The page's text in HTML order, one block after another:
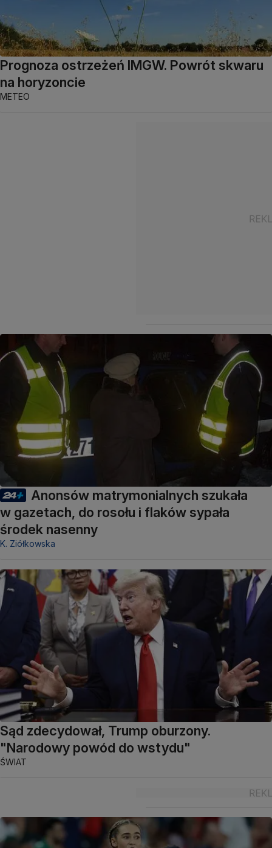
Prognoza ostrzeżeń IMGW. Powrót skwaru
na horyzoncie
METEO
Anonsów matrymonialnych szukała
w gazetach, do rosołu i flaków sypała
środek nasenny
K. Ziółkowska
Sąd zdecydował, Trump oburzony.
"Narodowy powód do wstydu"
ŚWIAT